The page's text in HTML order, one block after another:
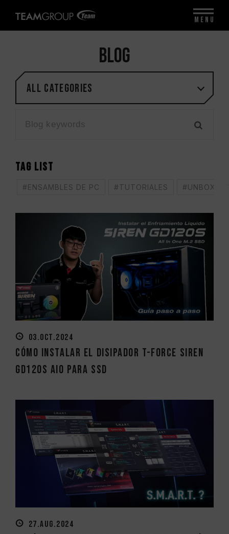
BLOG
All categories
03.OCT.2024
Cómo instalar el disipador T-FORCE SIREN
GD120S AIO para SSD
27.AUG.2024
TAG LIST
#ENSAMBLES DE PC #TUTORIALES
MENU